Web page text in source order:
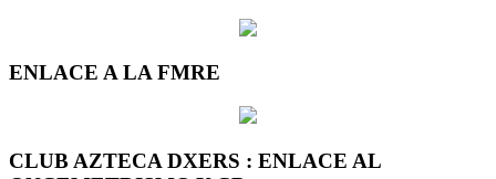
ENLACE A LA FMRE
CLUB AZTECA DXERS : ENLACE AL